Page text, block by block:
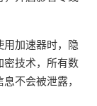
用加速器时，隐
密技术，所有数
不会被泄露，